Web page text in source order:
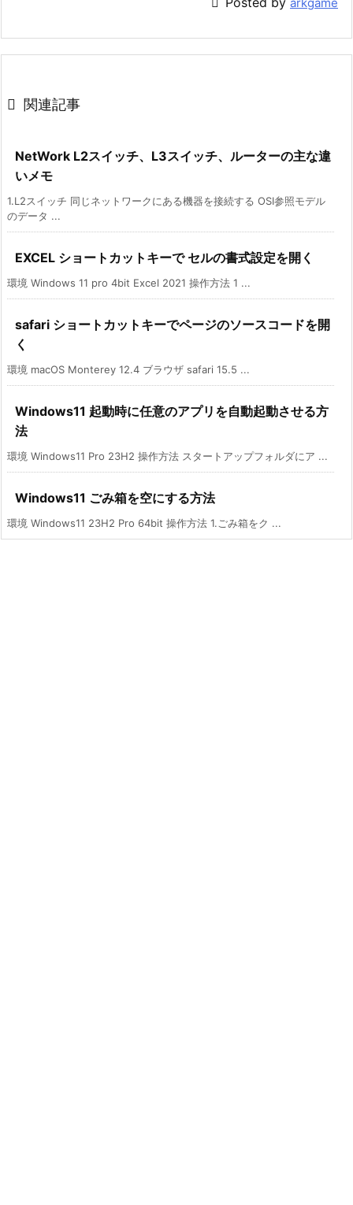
 関連記事
NetWork L2スイッチ、L3スイッチ、ルーターの主な違
いメモ
1.L2スイッチ 同じネットワークにある機器を接続する OSI参照モデル
のデータ ...
EXCEL ショートカットキーで セルの書式設定を開く
環境 Windows 11 pro 4bit Excel 2021 操作方法 1 ...
safari ショートカットキーでページのソースコードを開
く
環境 macOS Monterey 12.4 ブラウザ safari 15.5 ...
Windows11 起動時に任意のアプリを自動起動させる方
法
環境 Windows11 Pro 23H2 操作方法 スタートアップフォルダにア ...
Windows11 ごみ箱を空にする方法
環境 Windows11 23H2 Pro 64bit 操作方法 1.ごみ箱をク ...